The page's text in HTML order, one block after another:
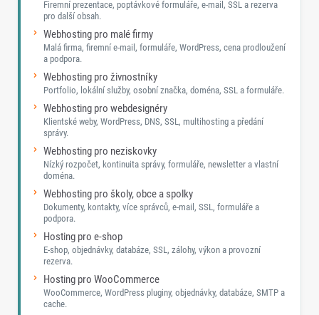
Firemní prezentace, poptávkové formuláře, e-mail, SSL a rezerva
pro další obsah.
Webhosting pro malé firmy
Malá firma, firemní e-mail, formuláře, WordPress, cena prodloužení
a podpora.
Webhosting pro živnostníky
Portfolio, lokální služby, osobní značka, doména, SSL a formuláře.
Webhosting pro webdesignéry
Klientské weby, WordPress, DNS, SSL, multihosting a předání
správy.
Webhosting pro neziskovky
Nízký rozpočet, kontinuita správy, formuláře, newsletter a vlastní
doména.
Webhosting pro školy, obce a spolky
Dokumenty, kontakty, více správců, e-mail, SSL, formuláře a
podpora.
Hosting pro e-shop
E-shop, objednávky, databáze, SSL, zálohy, výkon a provozní
rezerva.
Hosting pro WooCommerce
WooCommerce, WordPress pluginy, objednávky, databáze, SMTP a
cache.